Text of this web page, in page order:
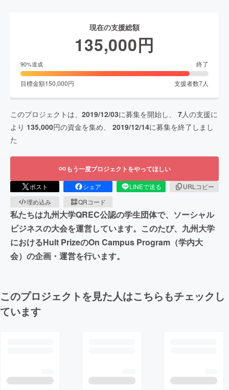
現在の支援総額
135,000円
90%達成 終了
目標金額150,000円 支援者数7人
このプロジェクトは、 2019/12/03に募集を開始し、 7人の支援に
より 135,000円の資金を集め、 2019/12/14に募集を終了しまし
た
もう一度プロジェクトをやってほしい
ポスト シェア LINEで送る
URLコピー
埋め込み
QRコード
私たちは九州大学QREC公認の学生団体で、ソーシャル
ビジネスの大会を運営しています。このたび、九州大学
におけるHult PrizeのOn Campus Program（学内大
会）の企画・運営を行います。
このプロジェクトを見た人はこちらもチェックし
ています